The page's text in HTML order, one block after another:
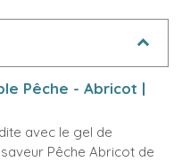
Pêche - Abricot |
avec le gel de
Pêche Abricot de